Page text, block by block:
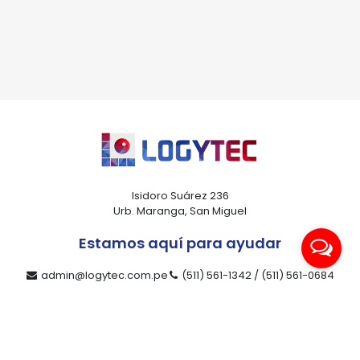
Isidoro Suárez 236
Urb. Maranga, San Miguel
Estamos aquí para ayudar
admin@logytec.com.pe
(511) 561-1342 / (511) 561-0684